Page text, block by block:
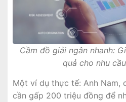
Cầm đồ giải ngân nhanh:
quả cho nhu
Một ví dụ thực tế: Anh Nam,
cần gấp 200 triệu đồng để